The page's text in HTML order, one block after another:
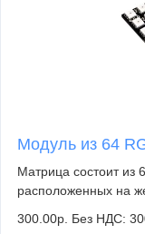
Модуль из 64
Матрица состоит из
расположенных на
300.00р. Без НДС: